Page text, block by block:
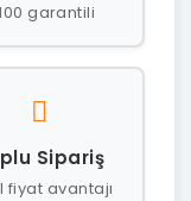
garantili
Sipariş
fiyat avantajı